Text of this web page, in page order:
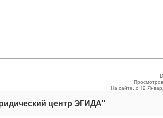
На сайте: с 12
центр ЭГИДА"